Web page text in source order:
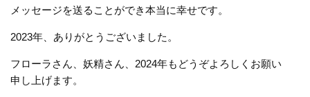
メッセージを送ることができ本当に幸せです。
2023年、ありがとうございました。
フローラさん、妖精さん、 2024年もどうぞよろしくお願い
申し上げます。